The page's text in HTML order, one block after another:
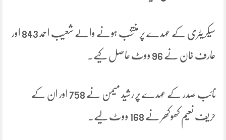
سیکریٹری کے عہدے پر منتخب ہونے والے شعیب احمد 843 اور
عارف خان نے 96 ووٹ حاصل کیے۔
نائب صدر کے عہدے پر رشید میمن نے 758 اور ان کے
حریف نعیم کھوکھر نے 168 ووٹ لیے۔